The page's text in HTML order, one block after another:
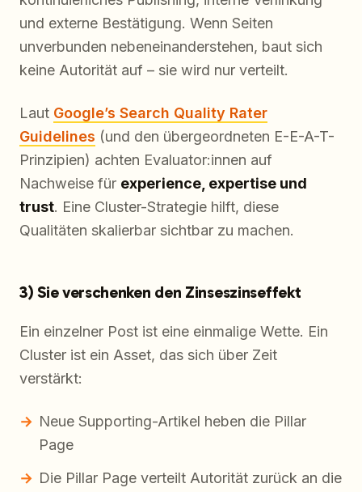
und externe Bestätigung. Wenn Seiten
unverbunden nebeneinanderstehen, baut sich
keine Autorität auf – sie wird nur verteilt.
Laut Google’s Search Quality Rater
Guidelines (und den übergeordneten E-E-A-T-
Prinzipien) achten Evaluator:innen auf
Nachweise für experience, expertise und
trust. Eine Cluster-Strategie hilft, diese
Qualitäten skalierbar sichtbar zu machen.
3) Sie verschenken den Zinseszinseffekt
Ein einzelner Post ist eine einmalige Wette. Ein
Cluster ist ein Asset, das sich über Zeit
verstärkt:
Neue Supporting-Artikel heben die Pillar
Page
Die Pillar Page verteilt Autorität zurück an die